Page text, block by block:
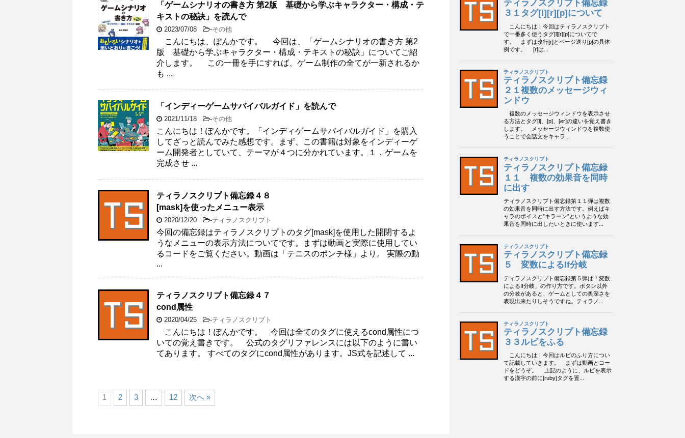
「ゲームシナリオの書き方 第2版 基礎から学ぶキャラクター・構成・テ
キストの秘訣」を読んで
2023/07/08 -その他
こんにちは、ぽんかです。 今回は、「ゲームシナリオの書き方 第2
版 基礎から学ぶキャラクター・構成・テキストの秘訣」についてご紹
介します。 この一冊を手にすれば、ゲーム制作の全てが一新されるか
も ...
「インディーゲームサバイバルガイド」を読んで
2021/11/18 -その他
こんにちは！ぽんかです。「インディゲームサバイバルガイド」を購入
してざっと読んでみた感想です。まず、この書籍は対象をインディーゲ
ーム開発者としていて、テーマが４つに分かれています。１．ゲームを
完成させ ...
ティラノスクリプト備忘録４８
[mask]を使ったメニュー表示
2020/12/20 -ティラノスクリプト
今回の備忘録はティラノスクリプトのタグ[mask]を使用した開閉するよ
うなメニューの表示方法についてです。まずは動画と実際に使用してい
るコードをご覧ください。動画は「テニスのポンチ様」より。 実際の動
...
ティラノスクリプト備忘録４７
cond属性
2020/04/25 -ティラノスクリプト
こんにちは！ぽんかです。 今回は全てのタグに使えるcond属性につ
いての覚え書きです。 公式のタグリファレンスには以下のように書い
てあります。 すべてのタグにcond属性があります。JS式を記述して ...
1 2 3 … 12 次へ »